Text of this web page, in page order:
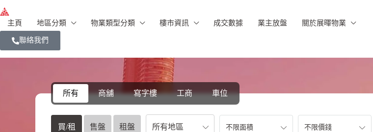
主頁 地區分類 物業類型分類 樓市資訊 成交數據 業主放盤 關於展暉物業
聯絡我們
所有 商舖 寫字樓 工商 車位
買/租 售盤 租盤 所有地區 不限面積 不限價錢